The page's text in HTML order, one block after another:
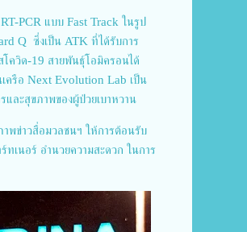
PCR แบบ Fast Track ในรูป
Q ซึ่งเป็น ATK ที่ได้รับการ
โควิด-19 สายพันธุ์โอมิครอนได้
ครือ Next Evolution Lab เป็น
ละสุขภาพของผู้ป่วยเบาหวาน
พข่าวสื่อมวลชนฯ ให้การต้อนรับ
เนอร์ อำนวยความสะดวก ในการ